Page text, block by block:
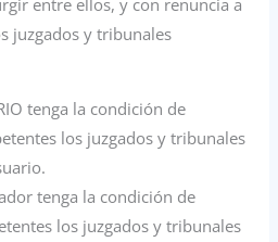
entre ellos, y con renuncia a
juzgados y tribunales
tenga la condición de
los juzgados y tribunales
tenga la condición de
los juzgados y tribunales